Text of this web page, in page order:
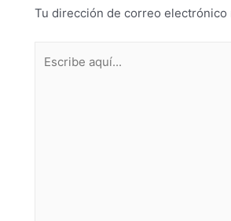
Tu dirección de correo electrónico